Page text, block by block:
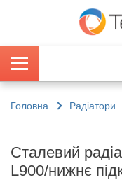
Головна Радіатори
Сталевий
L900/нижнє